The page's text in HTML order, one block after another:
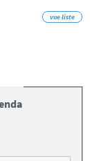
vue liste